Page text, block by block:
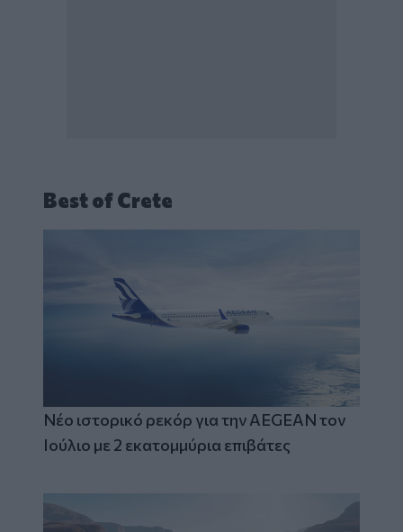
Best of Crete
Νέο ιστορικό ρεκόρ για την AEGEAN τον
Ιούλιο με 2 εκατομμύρια επιβάτες